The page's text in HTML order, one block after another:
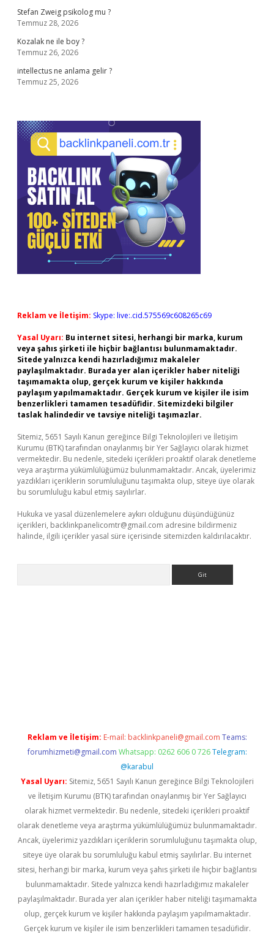
Stefan Zweig psikolog mu ?
Temmuz 28, 2026
Kozalak ne ile boy ?
Temmuz 26, 2026
intellectus ne anlama gelir ?
Temmuz 25, 2026
Reklam ve İletişim: Skype: live:.cid.575569c608265c69
Yasal Uyarı: Bu internet sitesi, herhangi bir marka, kurum
veya şahıs şirketi ile hiçbir bağlantısı bulunmamaktadır.
Sitede yalnızca kendi hazırladığımız makaleler
paylaşılmaktadır. Burada yer alan içerikler haber niteliği
taşımamakta olup, gerçek kurum ve kişiler hakkında
paylaşım yapılmamaktadır. Gerçek kurum ve kişiler ile isim
benzerlikleri tamamen tesadüfidir. Sitemizdeki bilgiler
taslak halindedir ve tavsiye niteliği taşımazlar.
Sitemiz, 5651 Sayılı Kanun gereğince Bilgi Teknolojileri ve İletişim
Kurumu (BTK) tarafından onaylanmış bir Yer Sağlayıcı olarak hizmet
vermektedir. Bu nedenle, sitedeki içerikleri proaktif olarak denetleme
veya araştırma yükümlülüğümüz bulunmamaktadır. Ancak, üyelerimiz
yazdıkları içeriklerin sorumluluğunu taşımakta olup, siteye üye olarak
bu sorumluluğu kabul etmiş sayılırlar.
Hukuka ve yasal düzenlemelere aykırı olduğunu düşündüğünüz
içerikleri, backlinkpanelicomtr@gmail.com adresine bildirmeniz
halinde, ilgili içerikler yasal süre içerisinde sitemizden kaldırılacaktır.
Reklam ve İletişim: E-mail: backlinkpaneli@gmail.com Teams:
forumhizmeti@gmail.com Whatsapp: 0262 606 0 726 Telegram:
@karabul
Yasal Uyarı: Sitemiz, 5651 Sayılı Kanun gereğince Bilgi Teknolojileri
ve İletişim Kurumu (BTK) tarafından onaylanmış bir Yer Sağlayıcı
olarak hizmet vermektedir. Bu nedenle, sitedeki içerikleri proaktif
olarak denetleme veya araştırma yükümlülüğümüz bulunmamaktadır.
Ancak, üyelerimiz yazdıkları içeriklerin sorumluluğunu taşımakta olup,
siteye üye olarak bu sorumluluğu kabul etmiş sayılırlar. Bu internet
sitesi, herhangi bir marka, kurum veya şahıs şirketi ile hiçbir bağlantısı
bulunmamaktadır. Sitede yalnızca kendi hazırladığımız makaleler
paylaşılmaktadır. Burada yer alan içerikler haber niteliği taşımamakta
olup, gerçek kurum ve kişiler hakkında paylaşım yapılmamaktadır.
Gerçek kurum ve kişiler ile isim benzerlikleri tamamen tesadüfidir.